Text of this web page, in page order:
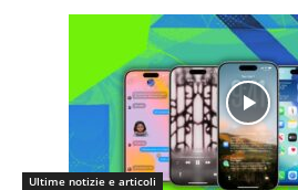
Ultime notizie e articoli